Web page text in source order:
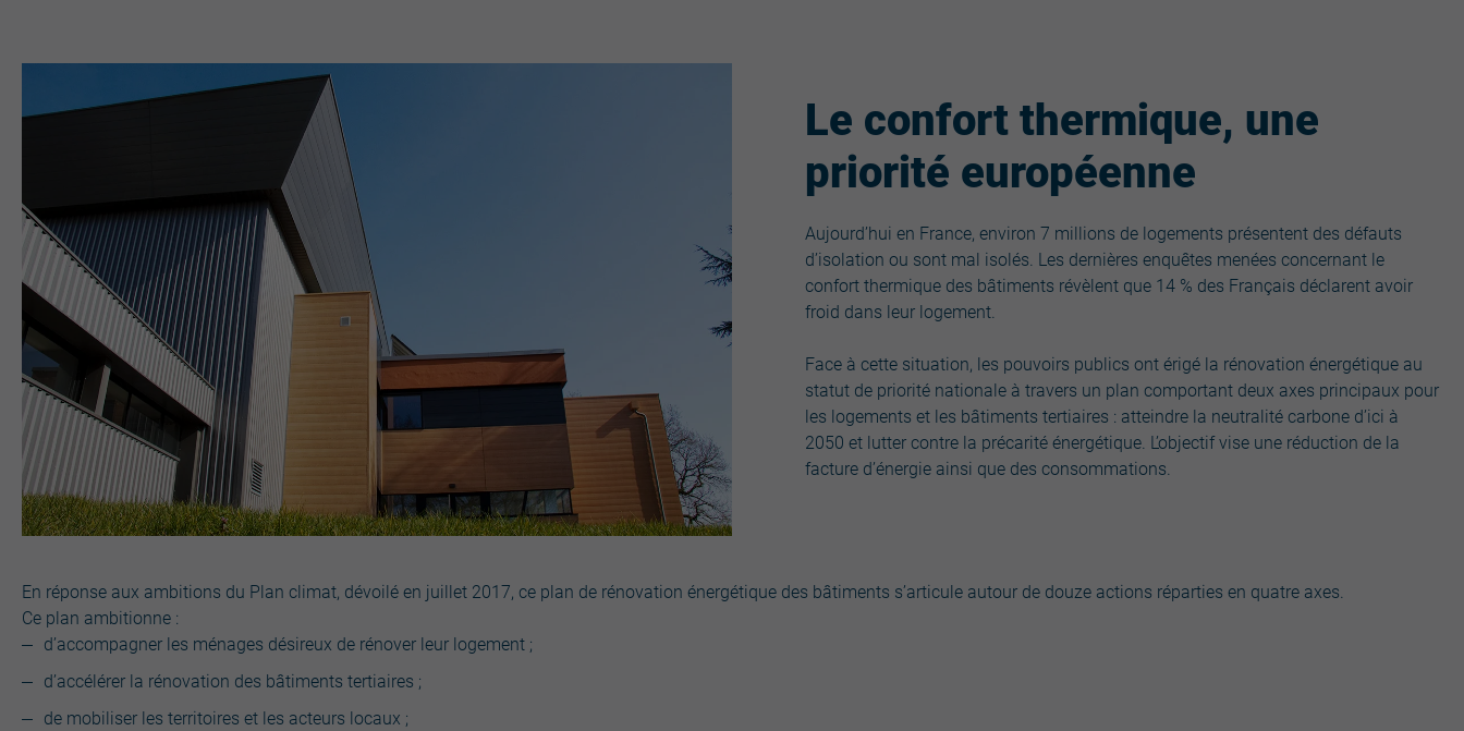
Le confort thermique, une
priorité européenne
Aujourd’hui en France, environ 7 millions de logements présentent des défauts
d’isolation ou sont mal isolés. Les dernières enquêtes menées concernant le
confort thermique des bâtiments révèlent que 14 % des Français déclarent avoir
froid dans leur logement.
Face à cette situation, les pouvoirs publics ont érigé la rénovation énergétique au
statut de priorité nationale à travers un plan comportant deux axes principaux pour
les logements et les bâtiments tertiaires : atteindre la neutralité carbone d’ici à
2050 et lutter contre la précarité énergétique. L’objectif vise une réduction de la
facture d’énergie ainsi que des consommations.
En réponse aux ambitions du Plan climat, dévoilé en juillet 2017, ce plan de rénovation énergétique des bâtiments s’articule autour de douze actions réparties en quatre axes.
Ce plan ambitionne :
d’accompagner les ménages désireux de rénover leur logement ;
d’accélérer la rénovation des bâtiments tertiaires ;
de mobiliser les territoires et les acteurs locaux ;